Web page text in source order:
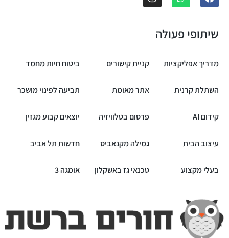
שיתופי פעולה
מדריך אפליקציות קניית קישורים ביטוח חיות מחמד
השתלת קרנית אתר מאומת תביעה לפינוי מושכר
קידום AI פרסום בטלוויזיה יוצאים קבוע מגזין
עיצוב הבית גמילה מקנאביס חדשות תל אביב
בעלי מקצוע טכנאי גז באשקלון אומגה 3